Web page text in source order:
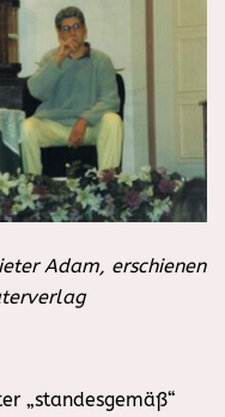
Adam, erschienen
„standesgemäß“